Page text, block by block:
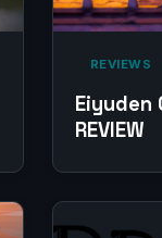
‎ REVIEWS‎
Eiyuden
REVIEW